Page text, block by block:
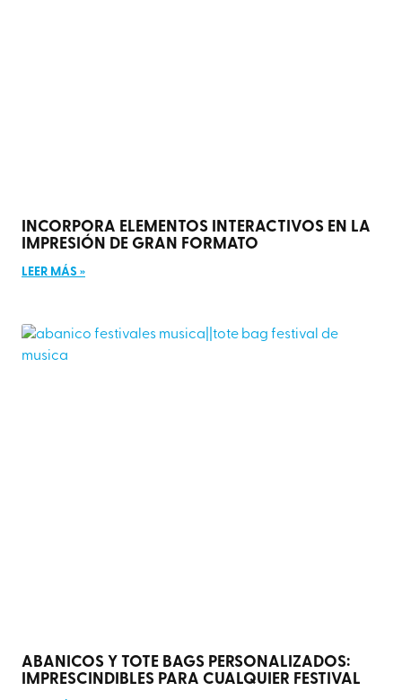
INCORPORA ELEMENTOS INTERACTIVOS EN LA
IMPRESIÓN DE GRAN FORMATO
LEER MÁS »
ABANICOS Y TOTE BAGS PERSONALIZADOS:
IMPRESCINDIBLES PARA CUALQUIER FESTIVAL